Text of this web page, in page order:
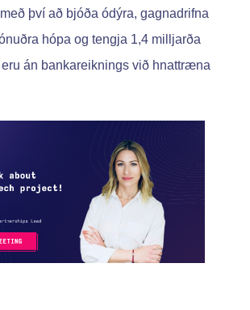
því að bjóða ódýra, gagnadrifna
hópa og tengja 1,4 milljarða
án bankareiknings við hnattræna